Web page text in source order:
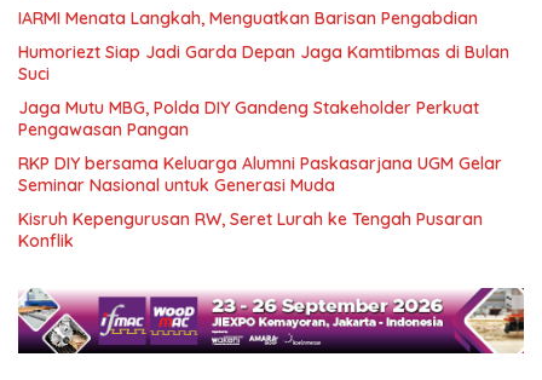
IARMI Menata Langkah, Menguatkan Barisan Pengabdian
Humoriezt Siap Jadi Garda Depan Jaga Kamtibmas di Bulan
Suci
Jaga Mutu MBG, Polda DIY Gandeng Stakeholder Perkuat
Pengawasan Pangan
RKP DIY bersama Keluarga Alumni Paskasarjana UGM Gelar
Seminar Nasional untuk Generasi Muda
Kisruh Kepengurusan RW, Seret Lurah ke Tengah Pusaran
Konflik